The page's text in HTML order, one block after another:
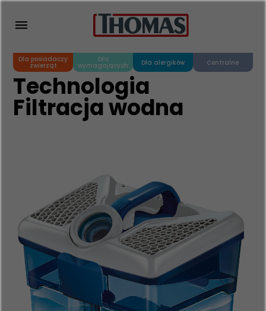
Dla posiadaczy
zwierząt
Dla
wymagających Dla alergików Centralne
Technologia
Filtracja wodna